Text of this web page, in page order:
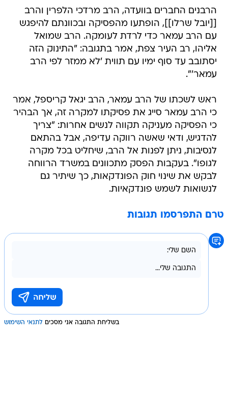
הרבנים החברים בוועדה, הרב מרדכי הלפרין והרב
[[יובל שרלו]], הופתעו מהפסיקה ובכוונתם להיפגש
עם הרב עמאר כדי לרדת לעומקה. הרב שמואל
אליהו, רב העיר צפת, אמר בתגובה: "התינוק הזה
יסתובב עד סוף ימיו עם תווית 'לא ממזר לפי הרב
עמאר'".
ראש לשכתו של הרב עמאר, הרב יגאל קריספל, אמר
כי הרב עמאר סייג את פסיקתו למקרה זה, אך הבהיר
כי הפסיקה מעניקה תקווה לנשים אחרות: "צריך
להדגיש, ודאי שאשה רווקה עדיפה, אבל בהתאם
לנסיבות, ניתן לפנות אל הרב, שיחליט בכל מקרה
לגופו". בעקבות הפסק מתכוונים במשרד הרווחה
לבקש את שינוי חוק הפונדקאות, כך שיתיר גם
לנשואות לשמש פונדקאיות.
טרם התפרסמו תגובות
בשליחת התגובה אני מסכים לתנאי השימוש